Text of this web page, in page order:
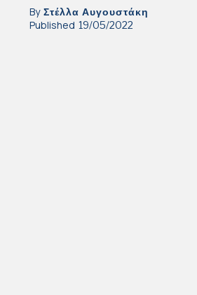
By Στέλλα Αυγουστάκη
Published 19/05/2022